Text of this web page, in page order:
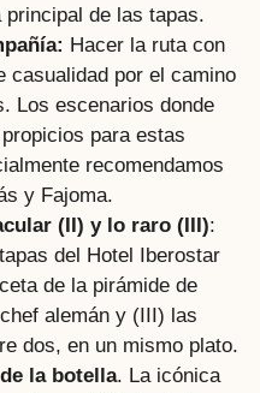
de las tapas.
Hacer la ruta con
casualidad por el camino
Los escenarios donde
para estas
recomendamos
y Fajoma.
(II) y lo raro (III):
del Hotel Iberostar
de la pirámide de
alemán y (III) las
dos, en un mismo plato.
la botella. La icónica